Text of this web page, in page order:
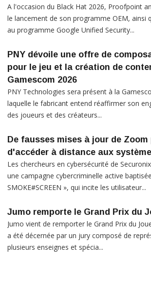
A l'occasion du Black Hat 2026, Proofpoint
le lancement de son programme OEM, ainsi
au programme Google Unified Security...
PNY dévoile une offre de
pour le jeu et la création de
Gamescom 2026
PNY Technologies sera présent à la
laquelle le fabricant entend réaffirmer son
des joueurs et des créateurs...
De fausses mises à jour de
d'accéder à distance aux
Les chercheurs en cybersécurité de
une campagne cybercriminelle active
SMOKE#SCREEN », qui incite les utilisateur...
Jumo remporte le Grand Prix du
Jumo vient de remporter le Grand Prix du
a été décernée par un jury composé de
plusieurs enseignes et spécia...